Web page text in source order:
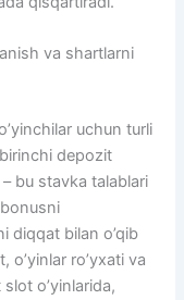
va shartlarni
uchun turli
depozit
bu stavka talablari
diqqat bilan o’qib
ro’yxati va
o’yinlarida,